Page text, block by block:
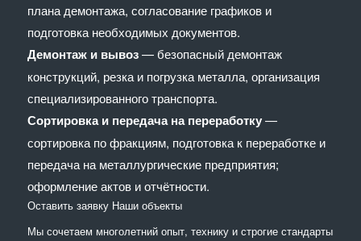
плана демонтажа, согласование графиков и
подготовка необходимых документов.
Демонтаж и вывоз— безопасный демонтаж
конструкций, резка и погрузка металла, организация
специализированного транспорта.
Сортировка и передача на переработку—
сортировка по фракциям, подготовка к переработке и
передача на металлургические предприятия;
оформление актов и отчётности.
Оставить заявку Наши объекты
Мы сочетaем многолетний опыт, технику и строгие стандарты